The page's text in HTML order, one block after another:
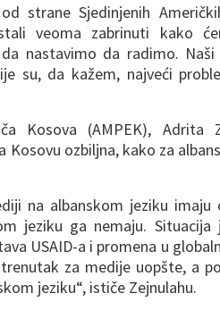
strane Sjedinjenih
veoma zabrinuti kako
nastavimo da radimo.
su, da kažem, najveći
Kosova (AMPEK), Adrita
ozbiljna, kako za
na albanskom jeziku imaju
jeziku ga nemaju. Situacija
USAID-a i promena u
za medije uopšte, a
jeziku“, ističe Zejnulahu.